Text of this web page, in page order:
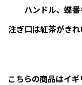
ハンドル、蝶番
注ぎ口は紅茶がき
こちらの商品はイ